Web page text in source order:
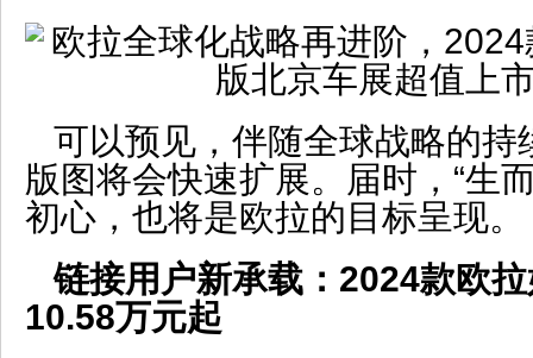
可以预见，伴随全球战略的持
版图将会快速扩展。届时，“生
初心，也将是欧拉的目标呈现。
链接用户新承载：2024款欧
10.58万元起